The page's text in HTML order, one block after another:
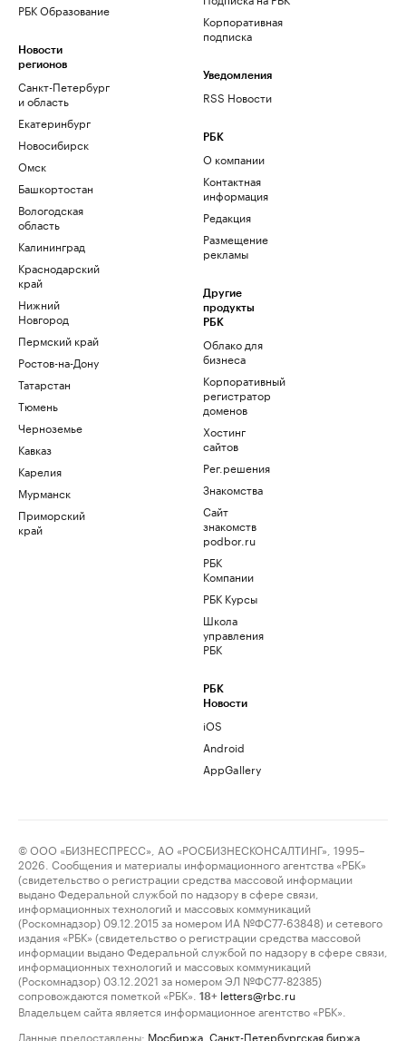
РБК Образование
Новости
регионов
Санкт-Петербург
и область
Екатеринбург
Новосибирск
Омск
Башкортостан
Вологодская
область
Калининград
Краснодарский
край
Нижний
Новгород
Пермский край
Ростов-на-Дону
Татарстан
Тюмень
Черноземье
Кавказ
Карелия
Мурманск
Приморский
край
Корпоративная
подписка
Уведомления
RSS Новости
РБК
О компании
Контактная
информация
Редакция
Размещение
рекламы
Другие
продукты
РБК
Облако для
бизнеса
Корпоративный
регистратор
доменов
Хостинг
сайтов
Рег.решения
Знакомства
Сайт
знакомств
podbor.ru
РБК
Компании
РБК Курсы
Школа
управления
РБК
РБК
Новости
iOS
Android
AppGallery
© ООО «БИЗНЕСПРЕСС», АО «РОСБИЗНЕСКОНСАЛТИНГ», 1995–
2026. Сообщения и материалы информационного агентства «РБК»
(свидетельство о регистрации средства массовой информации
выдано Федеральной службой по надзору в сфере связи,
информационных технологий и массовых коммуникаций
(Роскомнадзор) 09.12.2015 за номером ИА №ФС77-63848) и сетевого
издания «РБК» (свидетельство о регистрации средства массовой
информации выдано Федеральной службой по надзору в сфере связи,
информационных технологий и массовых коммуникаций
(Роскомнадзор) 03.12.2021 за номером ЭЛ №ФС77-82385)
сопровождаются пометкой «РБК».
18+ letters@rbc.ru
Владельцем сайта является информационное агентство «РБК».
Данные предоставлены: Мосбиржа Санкт-Петербургская биржа